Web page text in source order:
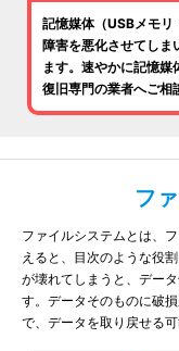
記憶媒体（USBメモリ
障害を悪化させてしま
ます。速やかに記憶
復旧専門の業者へご相
フ
ファイルシステムとは、
えると、目次のような役
が壊れてしまうと、デー
す。データそのものに破
で、データを取り戻せる可